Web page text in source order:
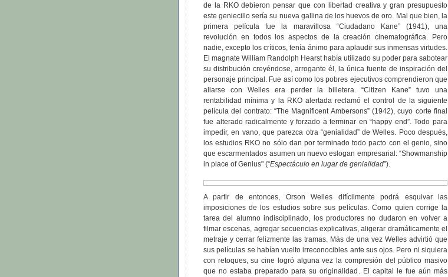
de la RKO debieron pensar que con libertad creativa y gran presupuesto
este geniecillo sería su nueva gallina de los huevos de oro. Mal que bien, la
primera película fue la maravillosa “Ciudadano Kane” (1941), una
revolución en todos los aspectos de la creación cinematográfica. Pero
nadie, excepto los críticos, tenía ánimo para aplaudir sus inmensas virtudes.
El magnate William Randolph Hearst había utilizado su poder para sabotear
su distribución creyéndose, arrogante él, la única fuente de inspiración del
personaje principal. Fue así como los pobres ejecutivos comprendieron que
aliarse con Welles era perder la billetera. “Citizen Kane” tuvo una
rentabilidad mínima y la RKO alertada reclamó el control de la siguiente
película del contrato: “The Magnificent Ambersons” (1942), cuyo corte final
fue alterado radicalmente y forzado a terminar en “happy end”. Todo para
impedir, en vano, que parezca otra “genialidad” de Welles. Poco después,
los estudios RKO no sólo dan por terminado todo pacto con el genio, sino
que escarmentados asumen un nuevo eslogan empresarial: “Showmanship
in place of Genius" (“Espectáculo en lugar de genialidad”).
A partir de entonces, Orson Welles difícilmente podrá esquivar las
imposiciones de los estudios sobre sus películas. Como quien corrige la
tarea del alumno indisciplinado, los productores no dudaron en volver a
filmar escenas, agregar secuencias explicativas, aligerar dramáticamente el
metraje y cerrar felizmente las tramas. Más de una vez Welles advirtió que
sus películas se habían vuelto irreconocibles ante sus ojos. Pero ni siquiera
con retoques, su cine logró alguna vez la compresión del público masivo
que no estaba preparado para su originalidad. El capital le fue aún más